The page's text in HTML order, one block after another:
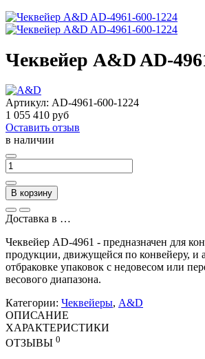
Чеквейер A&D AD-
Артикул: AD-4961-600-1224
1 055 410 руб
Оставить отзыв
в наличии
В корзину
Доставка в …
Чеквейер AD-4961 - предназначен для
продукции, движущейся по конвейеру, и
отбраковке упаковок с недовесом или
весового диапазона.
Категории: Чеквейеры, A&D
ОПИСАНИЕ
ХАРАКТЕРИСТИКИ
ОТЗЫВЫ 0